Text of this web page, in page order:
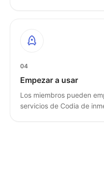
04
Empezar a usar
Los miembros pueden
servicios de Codia de